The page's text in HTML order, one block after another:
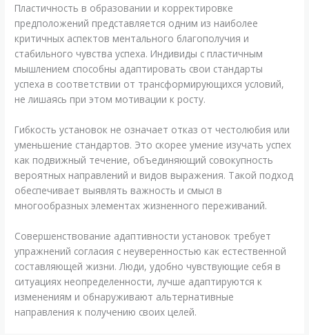
Пластичность в образовании и корректировке
предположений представляется одним из наиболее
критичных аспектов ментального благополучия и
стабильного чувства успеха. Индивиды с пластичным
мышлением способны адаптировать свои стандарты
успеха в соответствии от трансформирующихся условий,
не лишаясь при этом мотивации к росту.
Гибкость установок не означает отказ от честолюбия или
уменьшение стандартов. Это скорее умение изучать успех
как подвижный течение, объединяющий совокупность
вероятных направлений и видов выражения. Такой подход
обеспечивает выявлять важность и смысл в
многообразных элементах жизненного переживаний.
Совершенствование адаптивности установок требует
упражнений согласия с неуверенностью как естественной
составляющей жизни. Люди, удобно чувствующие себя в
ситуациях неопределенности, лучше адаптируются к
изменениям и обнаруживают альтернативные
направления к получению своих целей.